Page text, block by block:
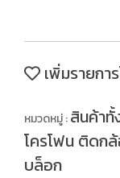
เพิ่มรายกา
หมวดหมู่ :สินค้า
โครโฟน ติดก
บล็อก